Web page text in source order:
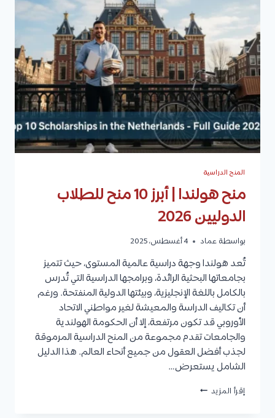
المنح الدراسية
منح هولندا | أبرز 10 منح للطلاب
الدوليين 2026
بواسطة عماد 4 أغسطس، 2025
تُعد هولندا وجهة دراسية عالمية المستوى، حيث تتميز
بجامعاتها البحثية الرائدة، وبرامجها الدراسية التي تُدرس
بالكامل باللغة الإنجليزية، وبيئتها الدولية المنفتحة. ورغم
أن تكاليف الدراسة والمعيشة لغير مواطني الاتحاد
الأوروبي قد تكون مرتفعة، إلا أن الحكومة الهولندية
والجامعات تقدم مجموعة من المنح الدراسية المرموقة
لجذب أفضل العقول من جميع أنحاء العالم. هذا الدليل
الشامل يستعرض…
إقرأ المزيد منح